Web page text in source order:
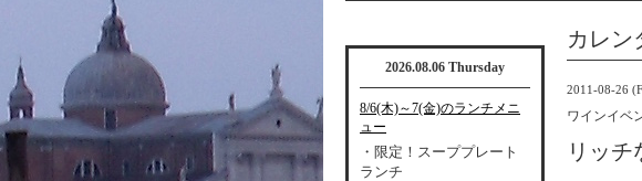
カレン
2011-08-26
ワインイベ
リッチ
2026.08.06 Thursday
8/6(木)～7(金)のランチメニ
ュー
・限定！スーププレート
ランチ